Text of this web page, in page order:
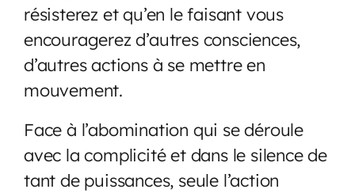
résisterez et qu’en le faisant vous
encouragerez d’autres consciences,
d’autres actions à se mettre en
mouvement.
Face à l’abomination qui se déroule
avec la complicité et dans le silence de
tant de puissances, seule l’action